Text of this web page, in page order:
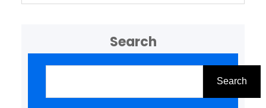
Search
Search